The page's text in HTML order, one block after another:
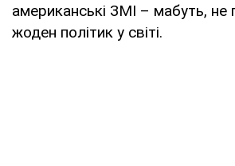
американські ЗМІ – мабуть, не
жоден політик у світі.